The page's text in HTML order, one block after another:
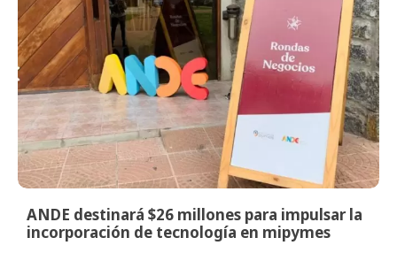
ANDE destinará $26 millones para impulsar la
incorporación de tecnología en mipymes